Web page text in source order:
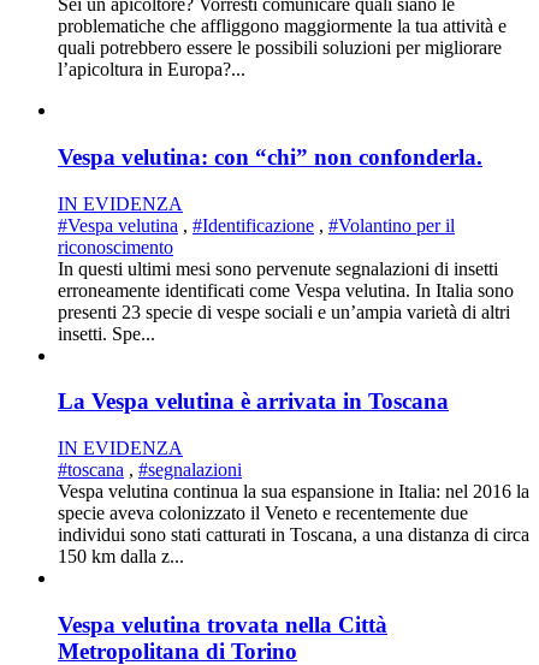
Sei un apicoltore? Vorresti comunicare quali siano le
problematiche che affliggono maggiormente la tua attività e
quali potrebbero essere le possibili soluzioni per migliorare
l’apicoltura in Europa?...
Vespa velutina: con “chi” non confonderla.
IN EVIDENZA
#Vespa velutina , #Identificazione , #Volantino per il
riconoscimento
In questi ultimi mesi sono pervenute segnalazioni di insetti
erroneamente identificati come Vespa velutina. In Italia sono
presenti 23 specie di vespe sociali e un’ampia varietà di altri
insetti. Spe...
La Vespa velutina è arrivata in Toscana
IN EVIDENZA
#toscana , #segnalazioni
Vespa velutina continua la sua espansione in Italia: nel 2016 la
specie aveva colonizzato il Veneto e recentemente due
individui sono stati catturati in Toscana, a una distanza di circa
150 km dalla z...
Vespa velutina trovata nella Città
Metropolitana di Torino